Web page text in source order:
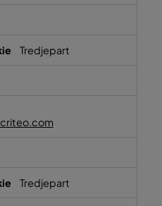
Tredjepart
criteo.com
Tredjepart